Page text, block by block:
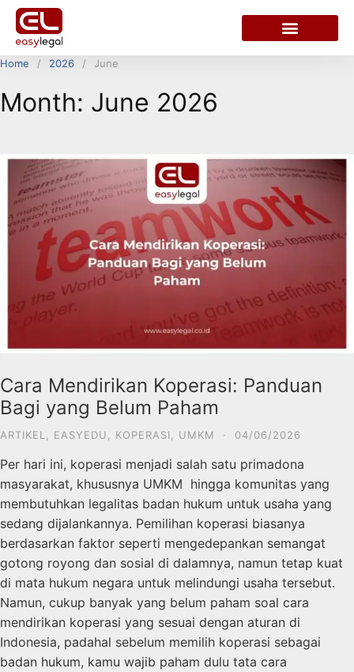
Home 2026 June
Month: June 2026
Cara Mendirikan Koperasi: Panduan
Bagi yang Belum Paham
ARTIKEL EASYEDU KOPERASI UMKM · 04/06/2026
Per hari ini, koperasi menjadi salah satu primadona
masyarakat, khususnya UMKM hingga komunitas yang
membutuhkan legalitas badan hukum untuk usaha yang
sedang dijalankannya. Pemilihan koperasi biasanya
berdasarkan faktor seperti mengedepankan semangat
gotong royong dan sosial di dalamnya, namun tetap kuat
di mata hukum negara untuk melindungi usaha tersebut.
Namun, cukup banyak yang belum paham soal cara
mendirikan koperasi yang sesuai dengan aturan di
Indonesia, padahal sebelum memilih koperasi sebagai
badan hukum, kamu wajib paham dulu tata cara